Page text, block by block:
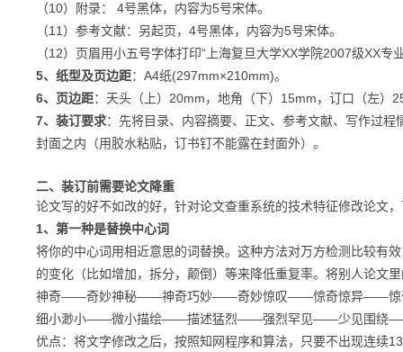
（10）附录： 4号黑体，内容为5号宋体。
（11）参考文献：另起页，4号黑体，内容为5号宋体。
（12）页眉用小五号字体打印“上海复旦大学XX学院2007级XX专
5、纸型及页边距：A4纸(297mm×210mm)。
6、页边距：天头（上）20mm，地角（下）15mm，订口（左）
7、装订要求：先将目录、内容摘要、正文、参考文献、写作过
封面之内（用胶水粘贴，订书钉不能露在封面外）。
二、装订前需要论文降重
论文写的好不如改的好，针对论文查重系统的技术特征修改论文
1、第一种是替换中心词
将你的中心词用相近意思的词替换。这种方法对万方检测比较有
的变化（比如增加，拆分，颠倒）等来降低重复率。 将别人论文
神奇——奇妙神秘——神奇巧妙——奇妙惊叹——惊奇惊异——惊
细小渺小——微小描绘——描述猛烈——强烈罕见——少见围绕
优点：将文字修改之后，按照知网程序和算法，只要不出现连续